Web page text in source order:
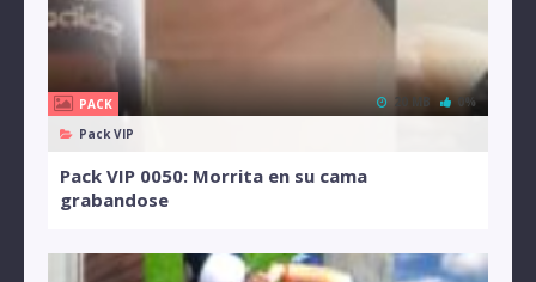
PACK
Pack VIP
20 MB 0%
Pack VIP 0050: Morrita en su cama
grabandose